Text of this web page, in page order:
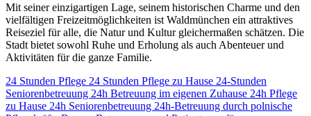
Mit seiner einzigartigen Lage, seinem historischen Charme und den
vielfältigen Freizeitmöglichkeiten ist Waldmünchen ein attraktives
Reiseziel für alle, die Natur und Kultur gleichermaßen schätzen. Die
Stadt bietet sowohl Ruhe und Erholung als auch Abenteuer und
Aktivitäten für die ganze Familie.
24 Stunden Pflege 24 Stunden Pflege zu Hause 24-Stunden
Seniorenbetreuung 24h Betreuung im eigenen Zuhause 24h Pflege
zu Hause 24h Seniorenbetreuung 24h-Betreuung durch polnische